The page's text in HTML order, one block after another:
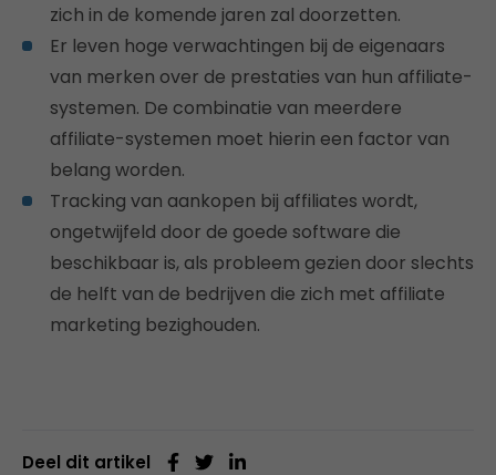
zich in de komende jaren zal doorzetten.
Er leven hoge verwachtingen bij de eigenaars
van merken over de prestaties van hun affiliate-
systemen. De combinatie van meerdere
affiliate-systemen moet hierin een factor van
belang worden.
Tracking van aankopen bij affiliates wordt,
ongetwijfeld door de goede software die
beschikbaar is, als probleem gezien door slechts
de helft van de bedrijven die zich met affiliate
marketing bezighouden.
Deel dit artikel